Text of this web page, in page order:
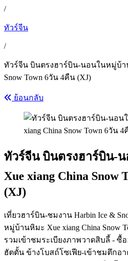
/
ทัวร์จีน
/
ทัวร์จีน บินตรงฮาร์บิน-นอนในหมู่บ้าน
Snow Town 6วัน 4คืน (XJ)
ย้อนกลับ
ทัวร์จีน บินตรงฮาร์บิน-
Xue xiang China Snow
(XJ)
เที่ยวฮาร์บิน-ชมงาน Harbin Ice &
หมู่บ้านหิมะ Xue xiang China Snow
รวมเข้าชมระเบียงภาพวาดสิบลี้ -
ฮัตตั้น ข้างโบสถ์โซเฟีย-เข้าชมตึกอ